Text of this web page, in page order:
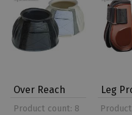
Over Reach
Boots
Product count: 8
Leg